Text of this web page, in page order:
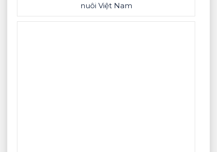
nuôi Việt Nam